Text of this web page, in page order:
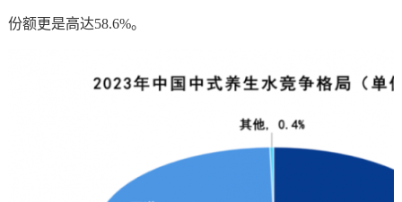
份额更是高达58.6%。